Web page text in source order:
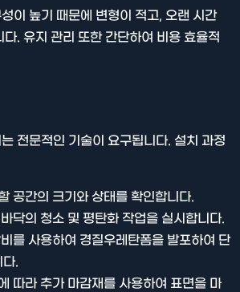
이 높기 때문에 변형이 적고, 오랜 시간
. 유지 관리 또한 간단하여 비용 효율적
전문적인 기술이 요구됩니다. 설치 과정
공간의 크기와 상태를 확인합니다.
닥의 청소 및 평탄화 작업을 실시합니다.
를 사용하여 경질우레탄폼을 발포하여 단
.
따라 추가 마감재를 사용하여 표면을 마